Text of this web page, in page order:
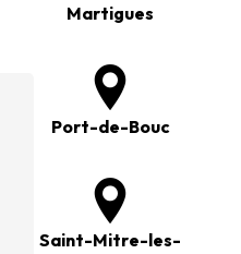
Martigues
Port-de-Bouc
Saint-Mitre-les-